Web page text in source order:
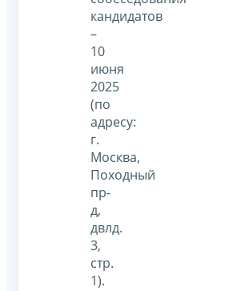
кандидатов
–
10
июня
2025
(по
адресу:
г.
Москва,
Походный
пр-
д,
двлд.
3,
стр.
1).